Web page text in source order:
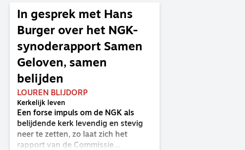
In gesprek met Hans
Burger over het NGK-
synoderapport Samen
Geloven, samen
belijden
LOUREN BLIJDORP
Kerkelijk leven
Een forse impuls om de NGK als
belijdende kerk levendig en stevig
neer te zetten, zo laat zich het
rapport van de Commissie